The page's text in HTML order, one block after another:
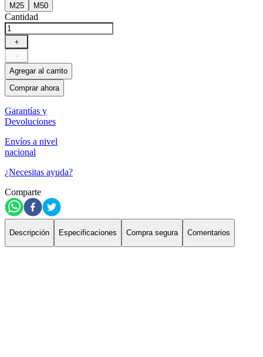
M25 M50
Cantidad
＋
－
Agregar al carrito
Comprar ahora
Garantías y
Devoluciones
Envíos a nivel
nacional
¿Necesitas ayuda?
Comparte
Descripción Especificaciones Compra segura Comentarios